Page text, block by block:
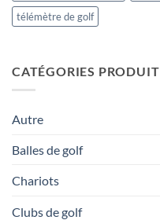
télémètre de golf
CATÉGORIES PRODUIT
Autre
Balles de golf
Chariots
Clubs de golf